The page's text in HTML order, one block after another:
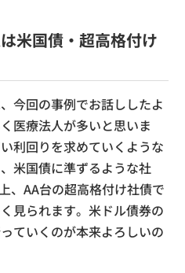
米国債・超高格付け
今回の事例でお話ししたよ
医療法人が多いと思いま
利回りを求めていくような
米国債に準ずるような社
、AA台の超高格付け社債で
見られます。米ドル債券の
ていくのが本来よろしいの